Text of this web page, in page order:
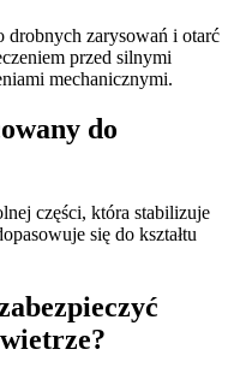
drobnych zarysowań i otarć
przed silnymi
mechanicznymi.
do
części, która stabilizuje
się do kształtu